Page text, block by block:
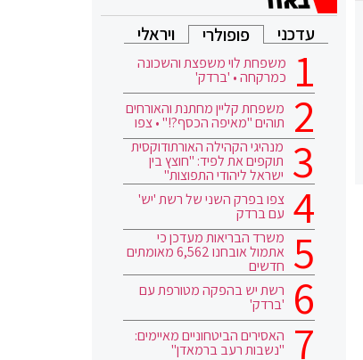
עדכני פופולרי ויראלי
משפחת לוי משפצת והשכונה
כמרקחה • 'ברדק'
משפחת קליין מחתנת והאורחים
תוהים "מאיפה הכסף?!" • צפו
מנהיגי הקהילה האורתודוקסית
תוקפים את לפיד: "חוצץ בין
ישראל ליהודי התפוצות"
צפו בפרק השני של רשת 'יש'
עם ברדק
משרד הבריאות מעדכן כי
אתמול אובחנו 6,562 מאומתים
חדשים
רשת יש בהפקה מטורפת עם
'ברדק'
האסירים הביטחוניים מאיימים:
"נשבות רעב ברמאדן"